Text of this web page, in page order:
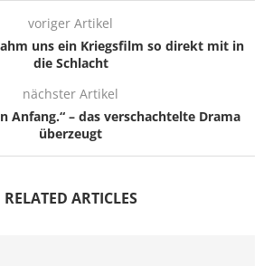
voriger Artikel
uns ein Kriegsfilm so direkt mit in
die Schlacht
nächster Artikel
Anfang.“ – das verschachtelte Drama
überzeugt
RELATED ARTICLES